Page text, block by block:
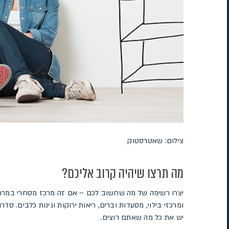
צילום: שאטרסטוק
מה תרצו שיהיה קרוב אליכם?
יצרו רשימה של מה שחשוב לכם – אם זה מרכז מסחרי
ומרכזי בילוי, מסעדות וברים, ריאות ירוקות וגינות
יש את כל מה שאתם רוצים.